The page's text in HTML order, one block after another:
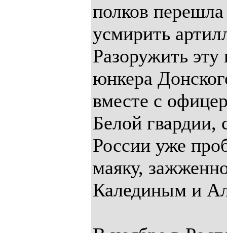
полков
усмирить
Разоружить эту
юнкера
вместе с
Белой гвардии,
России уже
маяку,
Калединым и